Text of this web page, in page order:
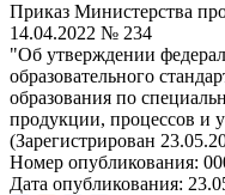
Приказ Министерства
14.04.2022 № 234
"Об утверждении
образовательного
образования по
продукции, процессов и
(Зарегистрирован
Номер опубликования:
Дата опубликования: